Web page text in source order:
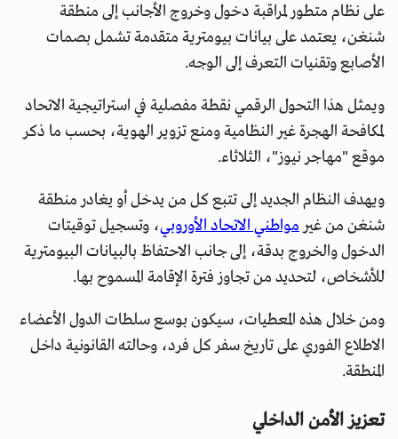
على نظام متطور لمراقبة دخول وخروج الأجانب إلى منطقة
شنغن، يعتمد على بيانات بيومترية متقدمة تشمل بصمات
الأصابع وتقنيات التعرف إلى الوجه.
ويمثل هذا التحول الرقمي نقطة مفصلية في استراتيجية الاتحاد
لمكافحة الهجرة غير النظامية ومنع تزوير الهوية، بحسب ما ذكر
موقع "مهاجر نيوز"، الثلاثاء.
ويهدف النظام الجديد إلى تتبع كل من يدخل أو يغادر منطقة
شنغن من غيرمواطني الاتحاد الأوروبي، وتسجيل توقيتات
الدخول والخروج بدقة، إلى جانب الاحتفاظ بالبيانات البيومترية
للأشخاص، لتحديد من تجاوز فترة الإقامة المسموح بها.
ومن خلال هذه المعطيات، سيكون بوسع سلطات الدول الأعضاء
الاطلاع الفوري على تاريخ سفر كل فرد، وحالته القانونية داخل
المنطقة.
تعزيز الأمن الداخلي